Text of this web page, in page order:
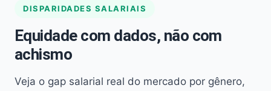
DISPARIDADES SALARIAIS
Equidade com dados, não com
achismo
Veja o gap salarial real do mercado por gênero,